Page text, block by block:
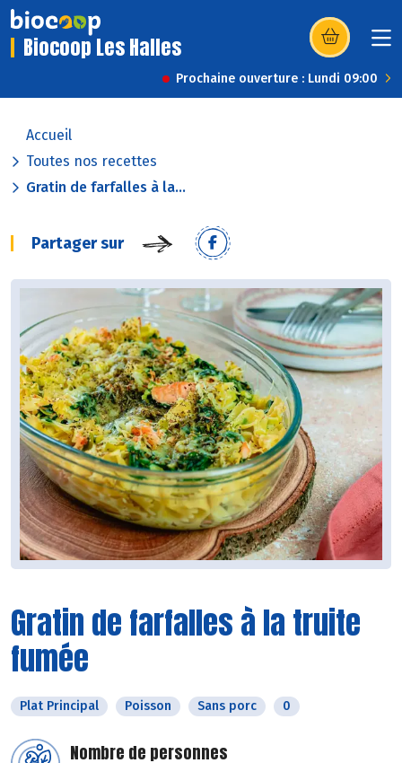
Biocoop Les Halles (s’ouvre dans
Prochaine ouverture : Lundi 09:00
Accueil
Toutes nos recettes
Gratin de farfalles à la...
Partager sur
Gratin de farfalles à la truite
fumée
Plat Principal Poisson Sans porc 0
Nombre de personnes